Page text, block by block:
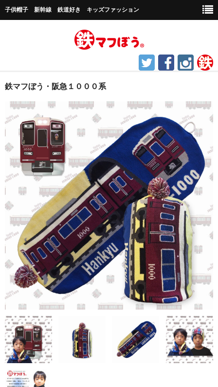
子供帽子 新幹線 鉄道好き キッズファッション
ホーム
鉄道グッズ
帽子など
キャップ帽子
新幹線シリーズ
貨物シリーズ
チャギントンシリーズ
アドバンスシリーズ
冬の帽子
新幹線シリーズ（冬）
私鉄・在来線シリーズ（冬）
ヘルメット
くつ下
新幹線シリーズ
貨物列車シリーズ
鉄マフぼう・阪急１０００系